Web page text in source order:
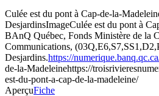
Culée est du pont à Cap-de-la-
DesjardinsImageCulée est du pont à
BAnQ Québec, Fonds Ministère de la
Communications,
Desjardins.https://
de-la-Madeleinehttps://
est-du-pont-a-cap-de-la-madeleine/
AperçuFiche